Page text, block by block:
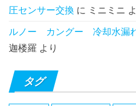
圧センサー交換 に ミニミニ
ルノー カングー 冷却水漏
迦楼羅 より
タグ